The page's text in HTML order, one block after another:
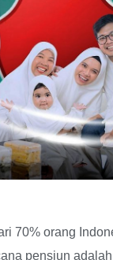
70% orang
pensiun